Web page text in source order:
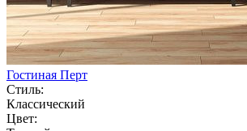
Гостиная Перт
Стиль:
Классический
Цвет: